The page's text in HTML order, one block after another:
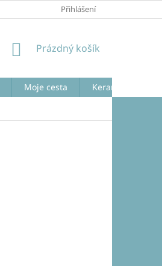
Přihlášení
NÁKUPNÍ
Prázdný košík
Moje cesta
Keramika raku.